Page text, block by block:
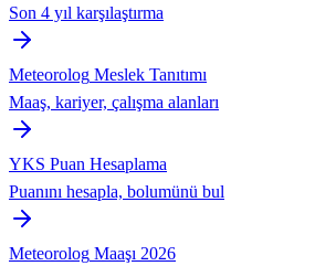
Son 4 yıl karşılaştırma
Meteorolog Meslek Tanıtımı
Maaş, kariyer, çalışma alanları
YKS Puan Hesaplama
Puanını hesapla, bolumünü bul
Meteorolog Maaşı 2026